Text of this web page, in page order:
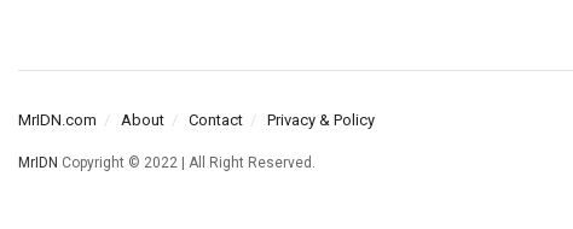
MrIDN.com About Contact Privacy & Policy
MrIDN Copyright © 2022 | All Right Reserved.